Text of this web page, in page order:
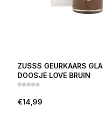
ZUSSS GEURKAARS
DOOSJE LOVE BRUIN
€14,99